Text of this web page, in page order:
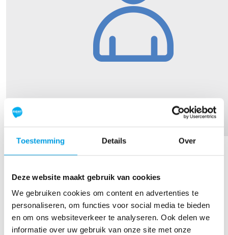
Toestemming Details Over
Deze website maakt gebruik van cookies
We gebruiken cookies om content en advertenties te
personaliseren, om functies voor social media te bieden
en om ons websiteverkeer te analyseren. Ook delen we
informatie over uw gebruik van onze site met onze
Nick van den Haspel
€142